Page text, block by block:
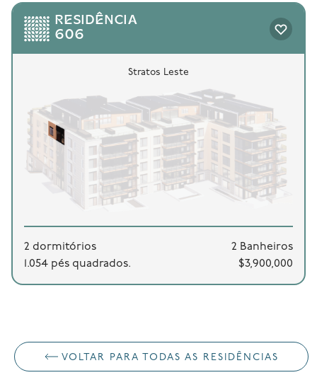
RESIDÊNCIA
606
Stratos Leste
2 dormitórios
2 Banheiros
1.054 pés quadrados.
$3,900,000
VOLTAR PARA TODAS AS RESIDÊNCIAS